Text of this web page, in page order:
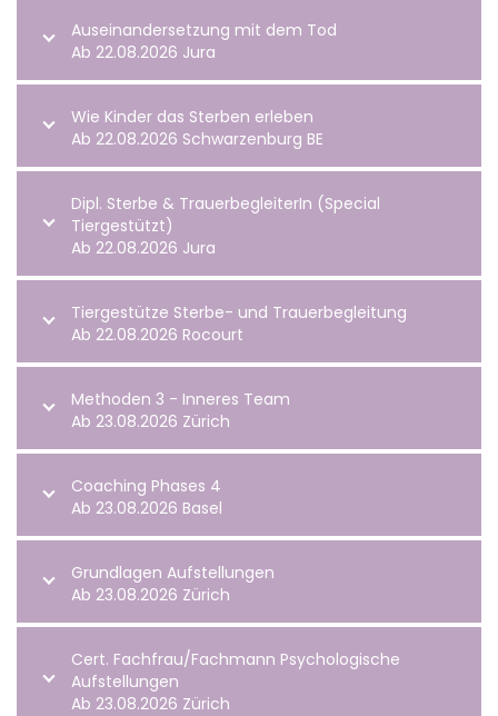
Auseinandersetzung mit dem Tod
Ab 22.08.2026 Jura
Wie Kinder das Sterben erleben
Ab 22.08.2026 Schwarzenburg BE
Dipl. Sterbe & TrauerbegleiterIn (Special
Tiergestützt)
Ab 22.08.2026 Jura
Tiergestütze Sterbe- und Trauerbegleitung
Ab 22.08.2026 Rocourt
Methoden 3 - Inneres Team
Ab 23.08.2026 Zürich
Coaching Phases 4
Ab 23.08.2026 Basel
Grundlagen Aufstellungen
Ab 23.08.2026 Zürich
Cert. Fachfrau/Fachmann Psychologische
Aufstellungen
Ab 23.08.2026 Zürich